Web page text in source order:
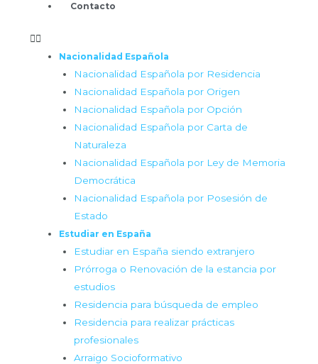
Contacto
Nacionalidad Española
Nacionalidad Española por Residencia
Nacionalidad Española por Origen
Nacionalidad Española por Opción
Nacionalidad Española por Carta de
Naturaleza
Nacionalidad Española por Ley de Memoria
Democrática
Nacionalidad Española por Posesión de
Estado
Estudiar en España
Estudiar en España siendo extranjero
Prórroga o Renovación de la estancia por
estudios
Residencia para búsqueda de empleo
Residencia para realizar prácticas
profesionales
Arraigo Socioformativo